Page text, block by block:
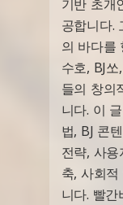
기반 초개
공합니다.
의 바다를
수호, BJ
들의 창의
니다. 이
법, BJ 콘
전략, 사
축, 사회
니다. 빨